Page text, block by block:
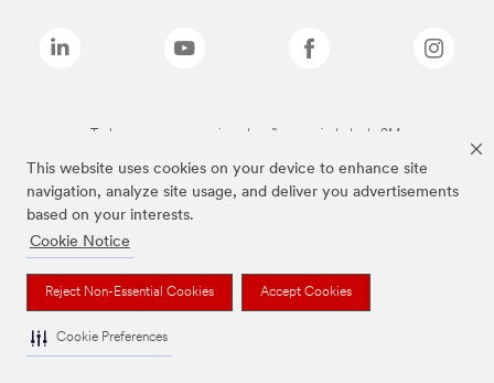
This website uses cookies on your device to enhance site
navigation, analyze site usage, and deliver you advertisements
based on your interests.
Cookie Notice
Reject Non-Essential Cookies Accept Cookies
Cookie Preferences
Todas as marcas mencionadas são propriedade da 3M.